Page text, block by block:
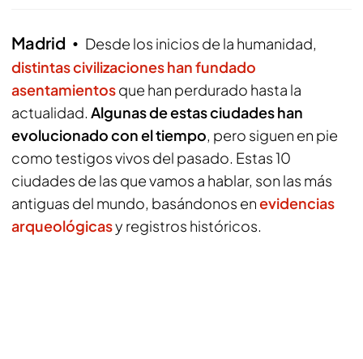
Madrid
Desde los inicios de la humanidad,
distintas civilizaciones han fundado
asentamientosque han perdurado hasta la
actualidad. Algunas de estas ciudades han
evolucionado con el tiempo, pero siguen en pie
como testigos vivos del pasado. Estas 10
ciudades de las que vamos a hablar, son las más
antiguas del mundo, basándonos enevidencias
arqueológicasy registros históricos.